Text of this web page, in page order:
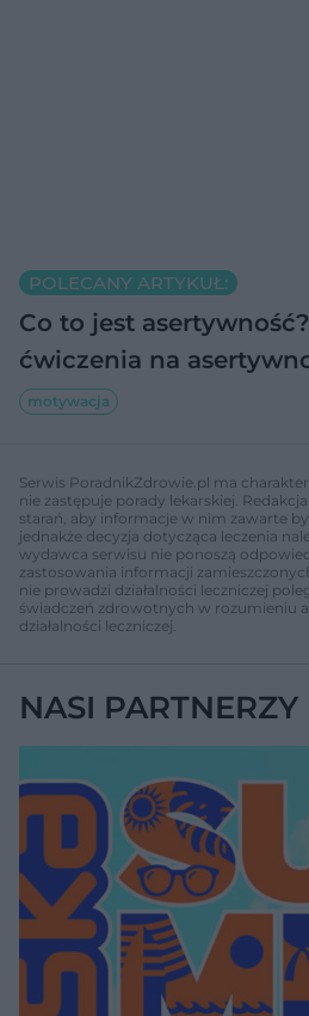
POLECANY ARTYKUŁ:
Co to jest
ćwiczenia na
motywacja
Serwis PoradnikZdrowie.pl ma
nie zastępuje porady lekarskiej.
starań, aby informacje w nim zawarte
jednakże decyzja dotycząca leczenia
wydawca serwisu nie ponoszą
zastosowania informacji
nie prowadzi działalności leczniczej
świadczeń zdrowotnych w rozumieniu
działalności leczniczej.
NASI